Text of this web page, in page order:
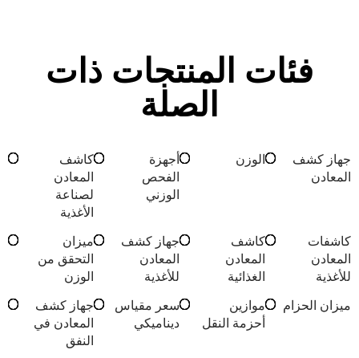
فئات المنتجات ذات
الصلة
جهاز كشف
المعادن
الوزن
أجهزة
الفحص
الوزني
كاشف
المعادن
لصناعة
الأغذية
كاشفات
المعادن
للأغذية
كاشف
المعادن
الغذائية
جهاز كشف
المعادن
للأغذية
ميزان
التحقق من
الوزن
ميزان الحزام
موازين
أحزمة النقل
سعر مقياس
ديناميكي
جهاز كشف
المعادن في
النفق